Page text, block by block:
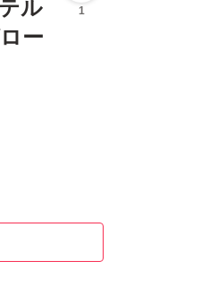
ル
ー
1